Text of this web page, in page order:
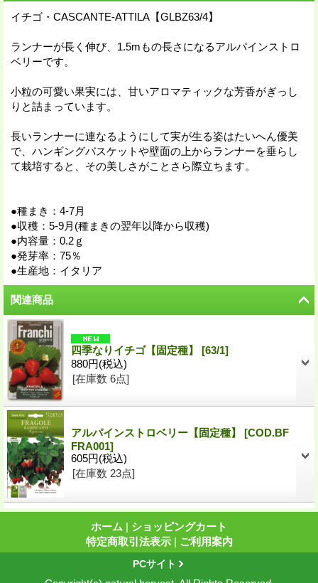
イチゴ・CASCANTE-ATTILA【GLBZ63/4】
ランナーが長く伸び、1.5mもの長さになるアルパインストロ
ベリーです。
小粒の可愛い果実には、甘いアロマティックな芳香がぎっし
りと詰まっています。
長いランナーに連なるようにして実が生る姿はたいへん優美
で、ハンギングバスケットや壁面の上からランナーを垂らし
て栽培すると、その美しさがことさら際立ちます。
●種まき：4-7月
●収穫：5-9月(種まきの翌年以降から収穫)
●内容量：0.2ｇ
●発芽率：75％
●生産地：イタリア
関連商品
四季なりイチゴ【固定種】 [63/1]
880円(税込)
[在庫数 6点]
アルパインストロベリー【固定種】 [COD.BF
FRA001]
605円(税込)
[在庫数 23点]
ホーム | ショッピングカート
特定商取引法表示 | ご利用案内
PCサイト